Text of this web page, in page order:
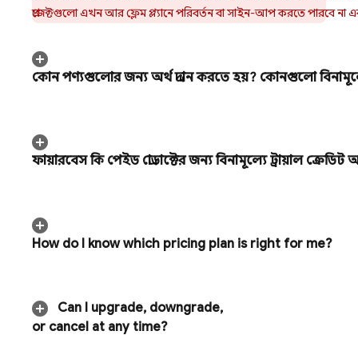
প্রজেক্টগুলো এখন আর ফ্লেম প্ল্যানে পরিবর্তন বা সাইন-আপ করতে পারবে না এবং
কোন পণ্যগুলোর জন্য অর্থ প্রদান করতে হয়? কোনগুলো
ফায়ারবেস কি পেইড প্রোডাক্টের জন্য বিনামূল্যে ট্রায়াল
How do I know which pricing plan is right for me?
Can I upgrade, downgrade,
or cancel at any time?